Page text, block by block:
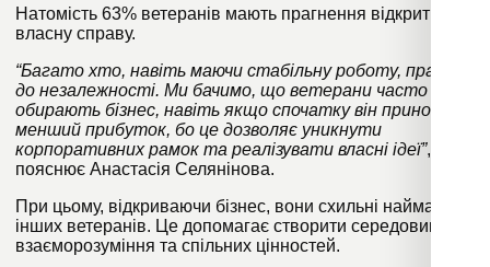
Натомість 63% ветеранів мають прагнення відкрити
власну справу.
“Багато хто, навіть маючи стабільну роботу, прагне
до незалежності. Ми бачимо, що ветерани часто
обирають бізнес, навіть якщо спочатку він приносить
менший прибуток, бо це дозволяє уникнути
корпоративних рамок та реалізувати власні ідеї”, –
пояснює Анастасія Селянінова.
При цьому, відкриваючи бізнес, вони схильні наймати
інших ветеранів. Це допомагає створити середовище
взаєморозуміння та спільних цінностей.